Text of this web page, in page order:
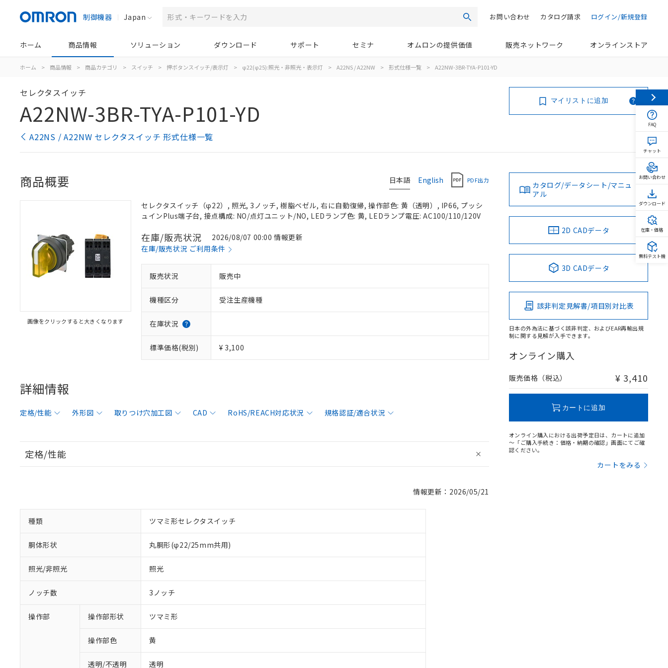
制御機器 Japan 検索 ログイン/新規登録
カタログ請求
お問い合わせ
ホーム 商品情報 ソリューション ダウンロード サポート セミナ オムロンの提供価値 販売ネットワーク オンラインストア
ホーム > 商品情報 > 商品カテゴリ > スイッチ > 押ボタンスイッチ/表示灯 > φ22(φ25):照光・非照光・表示灯 > A22NS / A22NW > 形式仕様一覧 > A22NW-3BR-TYA-P101-YD
セレクタスイッチ
A22NW-3BR-TYA-P101-YD
A22NS / A22NW セレクタスイッチ 形式仕様一覧
マイリストに追加
日本語 English PDF出力
商品概要
画像をクリックすると大きくなります
セレクタスイッチ（φ22）, 照光, 3ノッチ, 樹脂ベゼル, 右に自動復帰, 操作部色: 黄（透明）, IP66, プッシ
ュインPlus端子台, 接点構成: NO/点灯ユニット/NO, LEDランプ色: 黄, LEDランプ電圧: AC100/110/120V
在庫/販売状況
2026/08/07 00:00 情報更新
在庫/販売状況 ご利用条件
販売状況 販売中
機種区分 受注生産機種
在庫状況
標準価格(税別) ¥ 3,100
詳細情報
定格/性能 外形図 取りつけ穴加工図 CAD RoHS/REACH対応状況 規格認証/適合状況
定格/性能
情報更新：2026/05/21
種類 ツマミ形セレクタスイッチ
胴体形状 丸胴形(φ22/25mm共用)
照光/非照光 照光
ノッチ数 3ノッチ
操作部 操作部形状 ツマミ形
操作部色 黄
透明/不透明 透明
カタログ/データシート/マニュ
アル
2D CADデータ
3D CADデータ
該非判定見解書/項目別対比表
日本の外為法に基づく該非判定、およびEAR再輸出規
制に関する見解が入手できます。
オンライン購入
販売価格（税込） ¥ 3,410
カートに追加
オンライン購入における出荷予定日は、カートに追加
～「ご購入手続き：価格・納期の確認」画面にてご確
認ください。
カートをみる
FAQ
チャット
お問い合わせ
ダウンロード
在庫・価格
無料テスト機